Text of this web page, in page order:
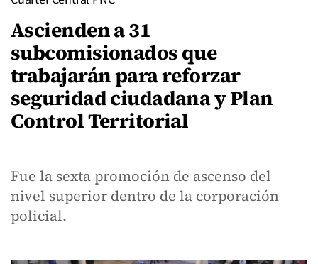
Ascienden a 31
subcomisionados que
trabajarán para reforzar
seguridad ciudadana y Plan
Control Territorial
Fue la sexta promoción de ascenso del
nivel superior dentro de la corporación
policial.